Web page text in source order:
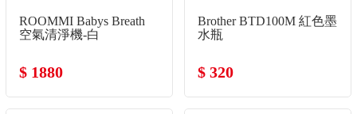
ROOMMI Babys Breath
空氣清淨機-白
$ 1880
Brother BTD100M 紅色墨
水瓶
$ 320